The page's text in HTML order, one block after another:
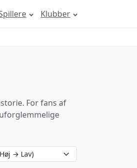
Klubber
For fans af